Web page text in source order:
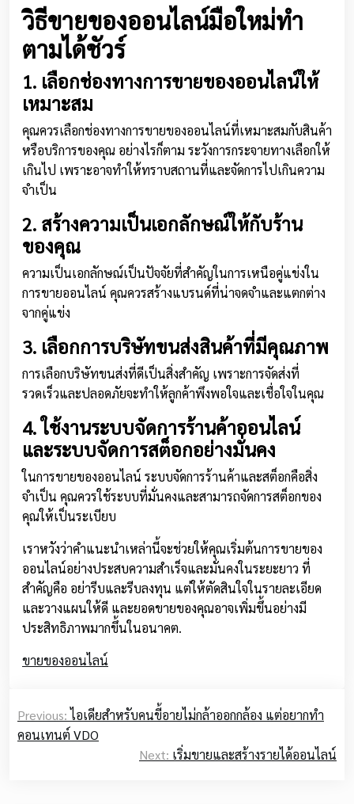
วิธีขายของออนไลน์มือใหม่ทำ
ตามได้ชัวร์
1. เลือกช่องทางการขายของออนไลน์ให้
เหมาะสม
คุณควรเลือกช่องทางการขายของออนไลน์ที่เหมาะสมกับสินค้า
หรือบริการของคุณ อย่างไรก็ตาม ระวังการกระจายทางเลือกให้
เกินไป เพราะอาจทำให้ทราบสถานที่และจัดการไปเกินความ
จำเป็น
2. สร้างความเป็นเอกลักษณ์ให้กับร้าน
ของคุณ
ความเป็นเอกลักษณ์เป็นปัจจัยที่สำคัญในการเหนือคู่แข่งใน
การขายออนไลน์ คุณควรสร้างแบรนด์ที่น่าจดจำและแตกต่าง
จากคู่แข่ง
3. เลือกการบริษัทขนส่งสินค้าที่มีคุณภาพ
การเลือกบริษัทขนส่งที่ดีเป็นสิ่งสำคัญ เพราะการจัดส่งที่
รวดเร็วและปลอดภัยจะทำให้ลูกค้าพึงพอใจและเชื่อใจในคุณ
4. ใช้งานระบบจัดการร้านค้าออนไลน์
และระบบจัดการสต็อกอย่างมั่นคง
ในการขายของออนไลน์ ระบบจัดการร้านค้าและสต็อกคือสิ่ง
จำเป็น คุณควรใช้ระบบที่มั่นคงและสามารถจัดการสต็อกของ
คุณให้เป็นระเบียบ
เราหวังว่าคำแนะนำเหล่านี้จะช่วยให้คุณเริ่มต้นการขายของ
ออนไลน์อย่างประสบความสำเร็จและมั่นคงในระยะยาว ที่
สำคัญคือ อย่ารีบและรีบลงทุน แต่ให้ตัดสินใจในรายละเอียด
และวางแผนให้ดี และยอดขายของคุณอาจเพิ่มขึ้นอย่างมี
ประสิทธิภาพมากขึ้นในอนาคต.
ขายของออนไลน์
navigation
Previous: ไอเดียสำหรับคนขี้อายไม่กล้าออกกล้อง แต่อยากทำ
คอนเทนต์ VDO
Next: เริ่มขายและสร้างรายได้ออนไลน์